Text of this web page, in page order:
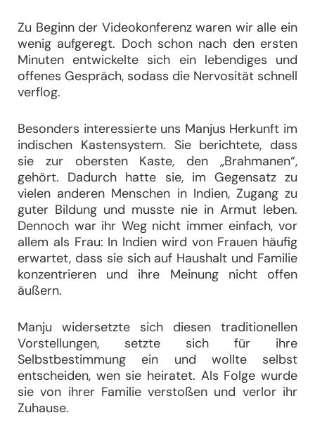
Zu Beginn der Videokonferenz waren wir alle ein
wenig aufgeregt. Doch schon nach den ersten
Minuten entwickelte sich ein lebendiges und
offenes Gespräch, sodass die Nervosität schnell
verflog.
Besonders interessierte uns Manjus Herkunft im
indischen Kastensystem. Sie berichtete, dass
sie zur obersten Kaste, den „Brahmanen“,
gehört. Dadurch hatte sie, im Gegensatz zu
vielen anderen Menschen in Indien, Zugang zu
guter Bildung und musste nie in Armut leben.
Dennoch war ihr Weg nicht immer einfach, vor
allem als Frau: In Indien wird von Frauen häufig
erwartet, dass sie sich auf Haushalt und Familie
konzentrieren und ihre Meinung nicht offen
äußern.
Manju widersetzte sich diesen traditionellen
Vorstellungen, setzte sich für ihre
Selbstbestimmung ein und wollte selbst
entscheiden, wen sie heiratet. Als Folge wurde
sie von ihrer Familie verstoßen und verlor ihr
Zuhause.